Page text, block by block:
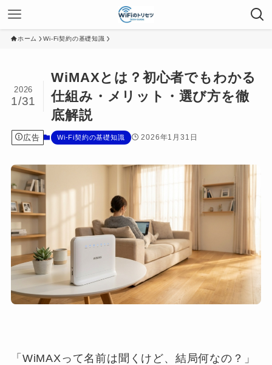
ホーム Wi-Fi契約の基礎知識
WiMAXとは？初心者でもわかる
仕組み・メリット・選び方を徹
底解説
2026
1/31
広告 Wi-Fi契約の基礎知識 2026年1月31日
「WiMAXって名前は聞くけど、結局何なの？」